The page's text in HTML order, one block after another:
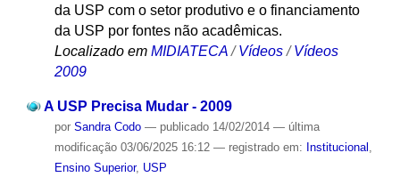
da USP com o setor produtivo e o financiamento
da USP por fontes não acadêmicas.
Localizado em MIDIATECA /Vídeos /Vídeos
2009
A USP Precisa Mudar - 2009
por Sandra Codo — publicado14/02/2014 — última
modificação03/06/2025 16:12 — registrado em: Institucional
Ensino Superior, USP